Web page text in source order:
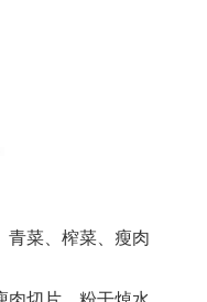
青菜、榨菜、瘦肉